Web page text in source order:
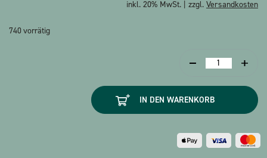
inkl. 20% MwSt. | zzgl. Versandkosten
740 vorrätig
Postkarte
Menge
IN DEN WARENKORB